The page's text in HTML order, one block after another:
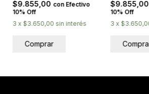
$9.855,00 con Efectivo
10% Off
3 x $3.650,00 sin interés
$9.855,00
10% Off
3 x